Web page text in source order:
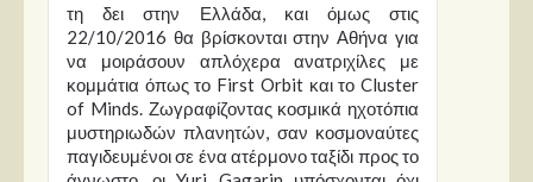
τη δει στην Ελλάδα, και όμως στις
22/10/2016 θα βρίσκονται στην Αθήνα για
να μοιράσουν απλόχερα ανατριχίλες με
κομμάτια όπως το First Orbit και το Cluster
of Minds. Ζωγραφίζοντας κοσμικά ηχοτόπια
μυστηριωδών πλανητών, σαν κοσμοναύτες
παγιδευμένοι σε ένα ατέρμονο ταξίδι προς το